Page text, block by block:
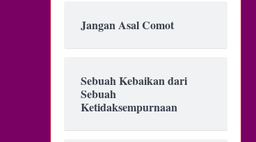
Jangan Asal Comot
Sebuah Kebaikan dari
Sebuah
Ketidaksempurnaan